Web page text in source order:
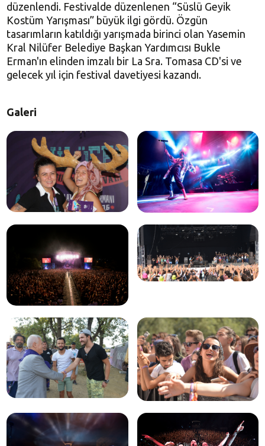
düzenlendi. Festivalde düzenlenen “Süslü Geyik
Kostüm Yarışması” büyük ilgi gördü. Özgün
tasarımların katıldığı yarışmada birinci olan Yasemin
Kral Nilüfer Belediye Başkan Yardımcısı Bukle
Erman'ın elinden imzalı bir La Sra. Tomasa CD'si ve
gelecek yıl için festival davetiyesi kazandı.
Galeri